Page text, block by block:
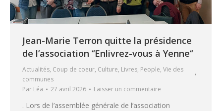
Jean-Marie Terron quitte la présidence
de l’association ‘‘Enlivrez-vous à Yenne‘‘
Actualités, Coup de coeur, Culture, Livres, People, Vie des
communes
Par Léa 27 avril 2026 Laisser un commentaire
. Lors de l’assemblée générale de l’association